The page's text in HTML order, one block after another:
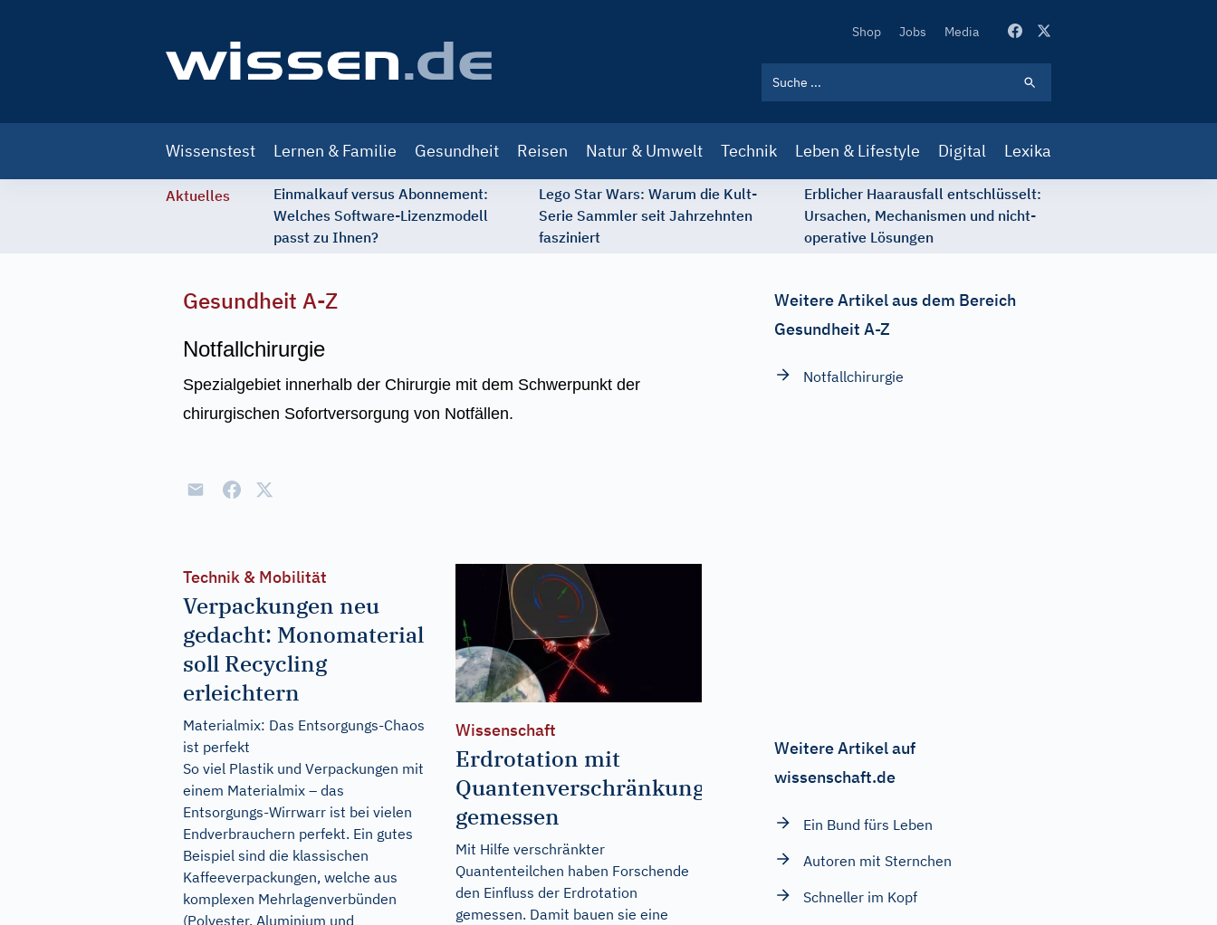
Secondary
Shop Jobs Media
navigation
Wissenstest Lernen & Familie Gesundheit Reisen Natur & Umwelt Technik Leben & Lifestyle Digital Lexika
Aktuelles
Einmalkauf versus Abonnement:
Welches Software-Lizenzmodell
passt zu Ihnen?
Lego Star Wars: Warum die Kult-
Serie Sammler seit Jahrzehnten
fasziniert
Erblicher Haarausfall entschlüsselt:
Ursachen, Mechanismen und nicht-
operative Lösungen
Gesundheit A-Z
Notfallchirurgie
Spezialgebiet innerhalb der Chirurgie mit dem Schwerpunkt der
chirurgischen Sofortversorgung von Notfällen.
Technik & Mobilität
Verpackungen neu
gedacht: Monomaterial
soll Recycling
erleichtern
Materialmix: Das Entsorgungs-Chaos
ist perfekt
So viel Plastik und Verpackungen mit
einem Materialmix – das
Entsorgungs-Wirrwarr ist bei vielen
Endverbrauchern perfekt. Ein gutes
Beispiel sind die klassischen
Kaffeeverpackungen, welche aus
komplexen Mehrlagenverbünden
(Polyester, Aluminium und
Wissenschaft
Erdrotation mit
Quantenverschränkung
gemessen
Mit Hilfe verschränkter
Quantenteilchen haben Forschende
den Einfluss der Erdrotation
gemessen. Damit bauen sie eine
Weitere Artikel aus dem Bereich
Gesundheit A-Z
Notfallchirurgie
Weitere Artikel auf
wissenschaft.de
Ein Bund fürs Leben
Autoren mit Sternchen
Schneller im Kopf